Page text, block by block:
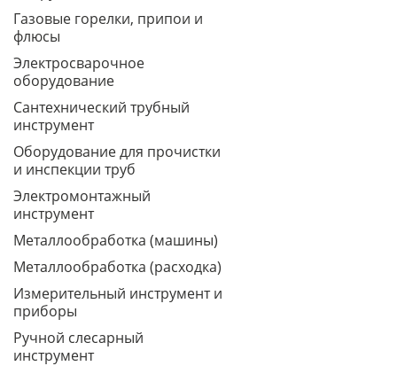
Газовые горелки, припои и
флюсы
Электросварочное
оборудование
Сантехнический трубный
инструмент
Оборудование для прочистки
и инспекции труб
Электромонтажный
инструмент
Металлообработка (машины)
Металлообработка (расходка)
Измерительный инструмент и
приборы
Ручной слесарный
инструмент